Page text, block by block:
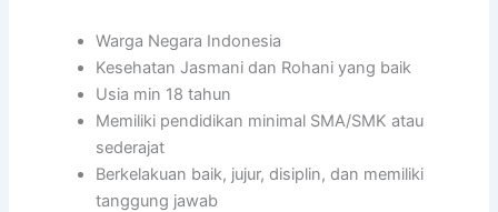
Warga Negara Indonesia
Kesehatan Jasmani dan Rohani yang baik
Usia min 18 tahun
Memiliki pendidikan minimal SMA/SMK atau
sederajat
Berkelakuan baik, jujur, disiplin, dan memiliki
tanggung jawab